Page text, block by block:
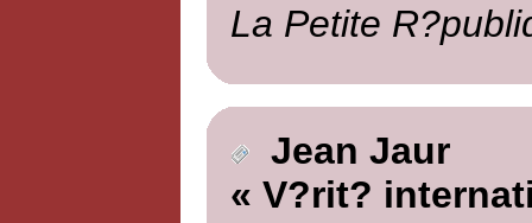
La Petite
Jean Jaur
« V?rit?